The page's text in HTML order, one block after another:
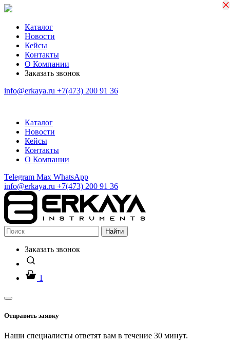
Каталог
Новости
Кейсы
Контакты
О Компании
Заказать звонок
info@erkaya.ru +7(473) 200 91 36
Каталог
Новости
Кейсы
Контакты
О Компании
Telegram Max WhatsApp
info@erkaya.ru +7(473) 200 91 36
Найти
Заказать звонок
1
Отправить заявку
Наши специалисты ответят вам в течение 30 минут.
×
×